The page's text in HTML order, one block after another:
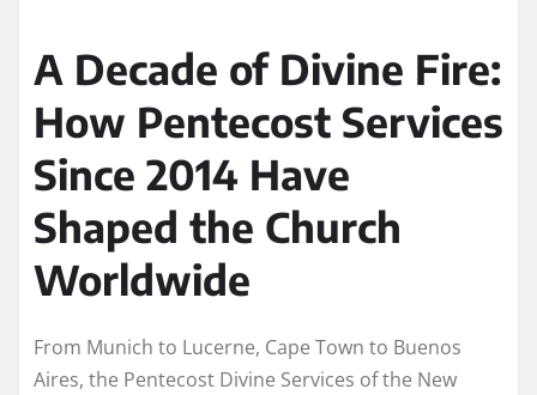
A Decade of Divine Fire:
How Pentecost Services
Since 2014 Have
Shaped the Church
Worldwide
From Munich to Lucerne, Cape Town to Buenos
Aires, the Pentecost Divine Services of the New